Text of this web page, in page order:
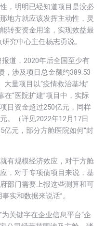
，明明已经知道项目是没必
地方就应该发挥主动性，灵
转变资金用途，实现效益最
究中心主任杨志勇说。
报道，2020年后全国至少有
，涉及项目总金额约389.53
量项目以“疫情救治基地”
在“医院扩建”项目中，实际
目资金超过250亿元，同样
。（详见2022年12月17日
亿元，部分方舱医院如何“封
有规模经济效应，对于方舱
，对于专项债项目来说，基
部门需要上报这些测算和可
实和数据来说话”。
关键字在企业信息平台“企